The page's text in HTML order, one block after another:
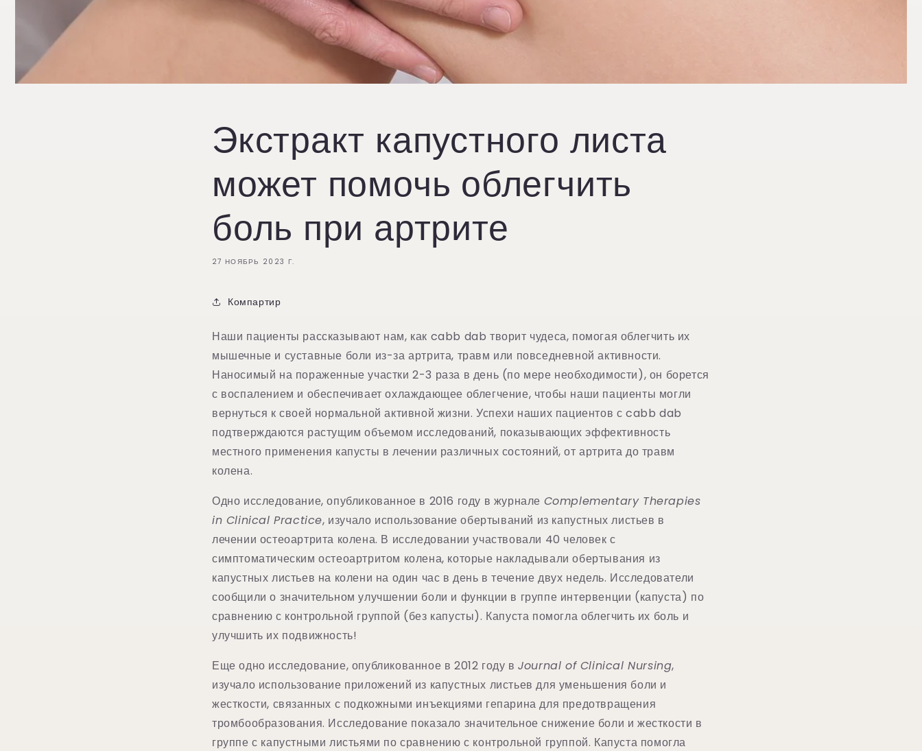
Экстракт капустного листа
может помочь облегчить
боль при артрите
27 НОЯБРЬ 2023 Г.
Компартир
Наши пациенты рассказывают нам, как cabb dab творит чудеса, помогая облегчить их
мышечные и суставные боли из-за артрита, травм или повседневной активности.
Наносимый на пораженные участки 2-3 раза в день (по мере необходимости), он борется
с воспалением и обеспечивает охлаждающее облегчение, чтобы наши пациенты могли
вернуться к своей нормальной активной жизни. Успехи наших пациентов с cabb dab
подтверждаются растущим объемом исследований, показывающих эффективность
местного применения капусты в лечении различных состояний, от артрита до травм
колена.
Одно исследование, опубликованное в 2016 году в журнале Complementary Therapies
in Clinical Practice, изучало использование обертываний из капустных листьев в
лечении остеоартрита колена. В исследовании участвовали 40 человек с
симптоматическим остеоартритом колена, которые накладывали обертывания из
капустных листьев на колени на один час в день в течение двух недель. Исследователи
сообщили о значительном улучшении боли и функции в группе интервенции (капуста) по
сравнению с контрольной группой (без капусты). Капуста помогла облегчить их боль и
улучшить их подвижность!
Еще одно исследование, опубликованное в 2012 году вJournal of Clinical Nursing,
изучало использование приложений из капустных листьев для уменьшения боли и
жесткости, связанных с подкожными инъекциями гепарина для предотвращения
тромбообразования. Исследование показало значительное снижение боли и жесткости в
группе с капустными листьями по сравнению с контрольной группой. Капуста помогла